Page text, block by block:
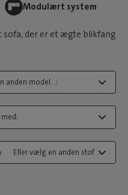
Modulært system
der er et ægte blikfang
anden model...:
Eller vælg en anden stof...: